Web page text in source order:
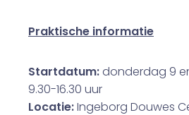
Praktische informatie
Startdatum:donderdag 9
9.30-16.30 uur
Locatie:Ingeborg Douwes